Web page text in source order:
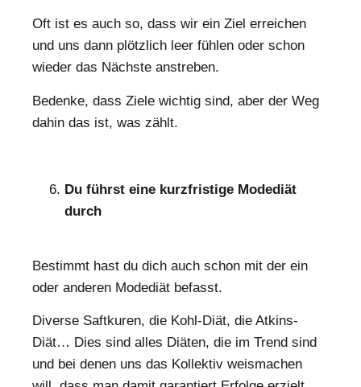
Oft ist es auch so, dass wir ein Ziel erreichen
und uns dann plötzlich leer fühlen oder schon
wieder das Nächste anstreben.
Bedenke, dass Ziele wichtig sind, aber der Weg
dahin das ist, was zählt.
Du führst eine kurzfristige Modediät
durch
Bestimmt hast du dich auch schon mit der ein
oder anderen Modediät befasst.
Diverse Saftkuren, die Kohl-Diät, die Atkins-
Diät… Dies sind alles Diäten, die im Trend sind
und bei denen uns das Kollektiv weismachen